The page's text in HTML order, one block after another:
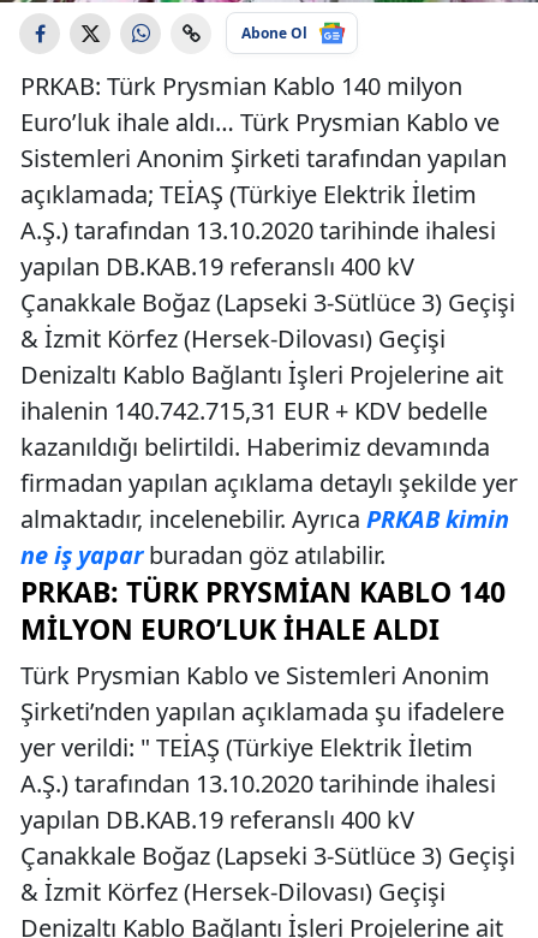
Abone Ol
PRKAB: Türk Prysmian Kablo 140 milyon
Euro’luk ihale aldı… Türk Prysmian Kablo ve
Sistemleri Anonim Şirketi tarafından yapılan
açıklamada; TEİAŞ (Türkiye Elektrik İletim
A.Ş.) tarafından 13.10.2020 tarihinde ihalesi
yapılan DB.KAB.19 referanslı 400 kV
Çanakkale Boğaz (Lapseki 3-Sütlüce 3) Geçişi
& İzmit Körfez (Hersek-Dilovası) Geçişi
Denizaltı Kablo Bağlantı İşleri Projelerine ait
ihalenin 140.742.715,31 EUR + KDV bedelle
kazanıldığı belirtildi. Haberimiz devamında
firmadan yapılan açıklama detaylı şekilde yer
almaktadır, incelenebilir. Ayrıca PRKAB kimin
ne iş yaparburadan göz atılabilir.
PRKAB: TÜRK PRYSMIAN KABLO 140
MILYON EURO’LUK İHALE ALDI
Türk Prysmian Kablo ve Sistemleri Anonim
Şirketi’nden yapılan açıklamada şu ifadelere
yer verildi: " TEİAŞ (Türkiye Elektrik İletim
A.Ş.) tarafından 13.10.2020 tarihinde ihalesi
yapılan DB.KAB.19 referanslı 400 kV
Çanakkale Boğaz (Lapseki 3-Sütlüce 3) Geçişi
& İzmit Körfez (Hersek-Dilovası) Geçişi
Denizaltı Kablo Bağlantı İşleri Projelerine ait